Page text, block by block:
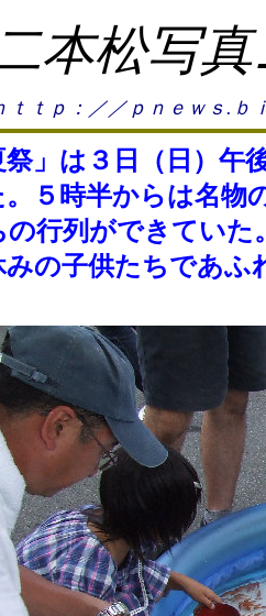
本松写
ｔｔｐ：／／ｐｎｅｗｓ.ｂ
」は３日（日）午
５時半からは名
行列ができていた
の子供たちであ